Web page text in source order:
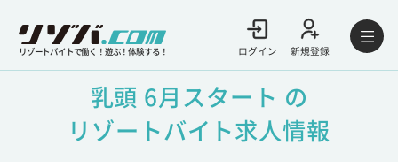
リゾートバイトで働く！遊ぶ！体験する！ ログイン 新規登録
乳頭 6月スタート の
リゾートバイト求人情報